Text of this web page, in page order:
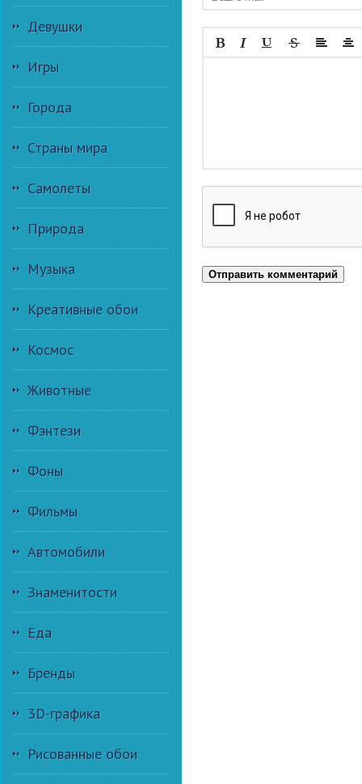
Девушки
Игры
Города
Страны мира
Самолеты
Природа
Музыка
Креативные обои
Космос
Животные
Фэнтези
Фоны
Фильмы
Автомобили
Знаменитости
Еда
Бренды
3D-графика
Рисованные обои
Отправить комментарий